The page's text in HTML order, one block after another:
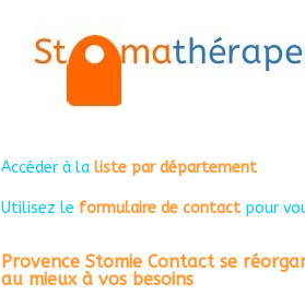
Accéder à laliste par département
Utilisez le formulaire de contactpour
Provence Stomie Contact se
au mieux à vos besoins